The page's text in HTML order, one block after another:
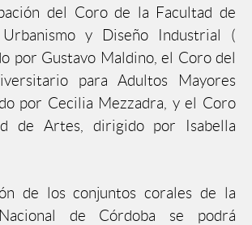
del Coro de la Facultad de
y Diseño Industrial (
por Gustavo Maldino, el Coro del
para Adultos Mayores
por Cecilia Mezzadra, y el Coro
de Artes, dirigido por Isabella
de los conjuntos corales de la
de Córdoba se podrá